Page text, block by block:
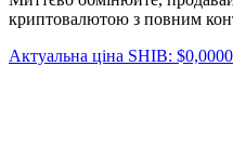
криптовалютою з повним
Актуальна ціна SHIB: